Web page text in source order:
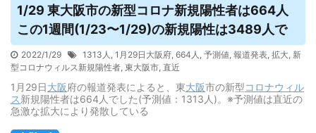
1/29 東大阪市の新型コロナ新規陽性者は664人
この1週間(1/23〜1/29)の新規陽性は3489人で
2022/1/29 1313人 , 1月29日大阪府, 664人 , 予測値, 報道発表, 拡大, 新
型コロナウィルス新規陽性者, 東大阪市, 直近
1月29日大阪府の報道発表によると、東大阪市の新型コロナウィル
ス新規陽性者は664人でした(予測値：1313人)。※予測値は直近の
急激な拡大により発散している